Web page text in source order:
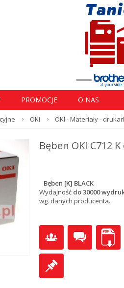
PROMOCJE O NAS
OKI OKI - Materiały -
Bęben OKI C712
Bęben [K] BLACK
Wydajność do 30000
wg. danych producenta.